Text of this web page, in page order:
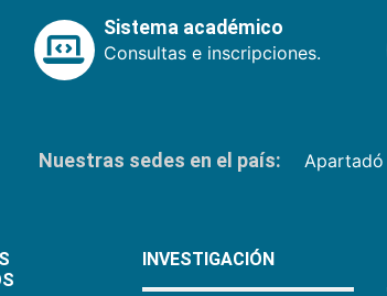
Sistema académico
Consultas e inscripciones.
Nuestras sedes en el país: Apartadó
INVESTIGACIÓN